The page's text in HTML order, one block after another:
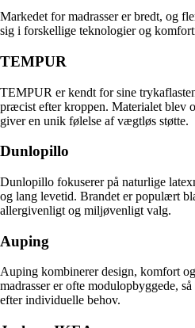
Markedet for madrasser er bredt, og
sig i forskellige teknologier og
TEMPUR
TEMPUR er kendt for sine
præcist efter kroppen. Materialet
giver en unik følelse af vægtløs støtte.
Dunlopillo
Dunlopillo fokuserer på naturlige
og lang levetid. Brandet er populært
allergivenligt og miljøvenligt valg.
Auping
Auping kombinerer design, komfort
madrasser er ofte modulopbyggede,
efter individuelle behov.